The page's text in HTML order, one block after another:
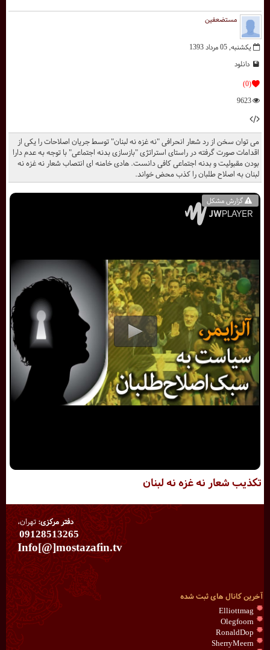
تکذیب شعار نه غزه نه لبنان
گزارش مشکل
می توان سخن از رد شعار انحرافی "نه غزه نه لبنان" توسط جریان اصلاحات را یکی از
اقدامات صورت گرفته در راستای استراتژی "بازسازی بدنه اجتماعی" با توجه به عدم دارا
بودن مقبولیت و بدنه اجتماعی کافی دانست. هادی خامنه ای انتصاب شعار نه غزه نه
لبنان به اصلاح طلبان را کذب محض خواند.
مستضعفین
یکشنبه, 05 مرداد 1393
دانلود
(0)
9623
دفتر مرکزی:تهران،
09128513265
Info[@]mostazafin.tv
آخرین کانال های ثبت شده
Elliottmag
Olegfoorn
RonaldDop
SherryMeern